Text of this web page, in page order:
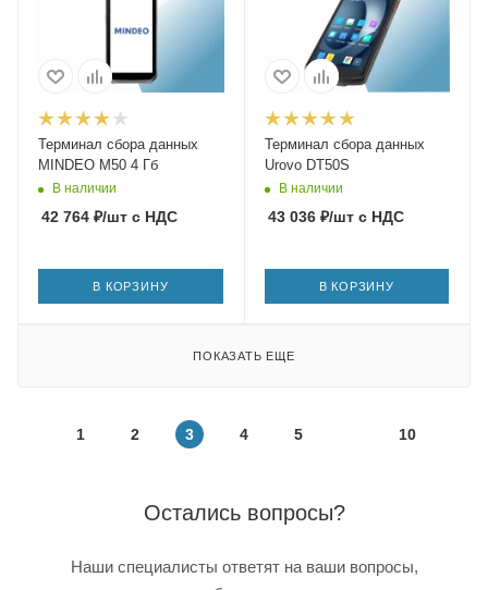
Терминал сбора данных
MINDEO M50 4 Гб
В наличии
42 764 ₽/шт с НДС
В КОРЗИНУ
Терминал сбора данных
Urovo DT50S
В наличии
43 036₽/штс НДС
В КОРЗИНУ
ПОКАЗАТЬ ЕЩЕ
1 2 3 4 5 10
Остались вопросы?
Наши специалисты ответят на ваши вопросы,